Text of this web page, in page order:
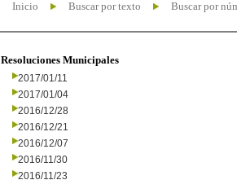
Inicio Buscar por texto Buscar por
Resoluciones Municipales
2017/01/11
2017/01/04
2016/12/28
2016/12/21
2016/12/07
2016/11/30
2016/11/23